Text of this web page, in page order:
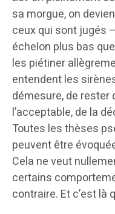
sa morgue, on
ceux qui sont jugés
échelon plus bas
les piétiner
entendent les
démesure, de rester
l’acceptable, de la
Toutes les thèses
peuvent être
Cela ne veut
certains
contraire. Et c’est là